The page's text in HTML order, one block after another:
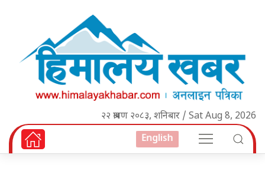
२२ श्रावण २०८३, शनिबार / Sat Aug 8, 2026
English